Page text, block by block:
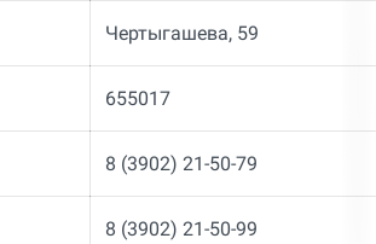
Чертыгашева, 59
655017
8 (3902) 21-50-79
8 (3902) 21-50-99